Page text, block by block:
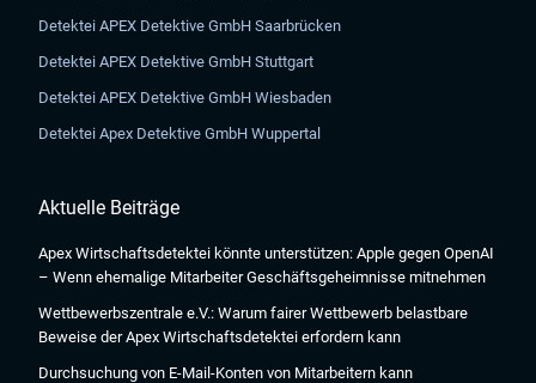
Detektei APEX Detektive GmbH Saarbrücken
Detektei APEX Detektive GmbH Stuttgart
Detektei APEX Detektive GmbH Wiesbaden
Detektei Apex Detektive GmbH Wuppertal
Aktuelle Beiträge
Apex Wirtschaftsdetektei könnte unterstützen: Apple gegen OpenAI
– Wenn ehemalige Mitarbeiter Geschäftsgeheimnisse mitnehmen
Wettbewerbszentrale e.V.: Warum fairer Wettbewerb belastbare
Beweise der Apex Wirtschaftsdetektei erfordern kann
Durchsuchung von E-Mail-Konten von Mitarbeitern kann